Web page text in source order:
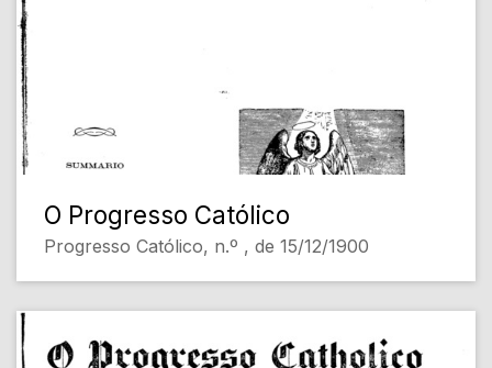
O Progresso Católico
Progresso Católico, n.º , de 15/12/1900